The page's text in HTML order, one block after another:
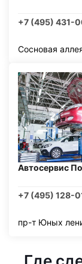
+7 (495) 431-
Сосновая
Автосервис
+7 (495) 128-
пр-т Юных